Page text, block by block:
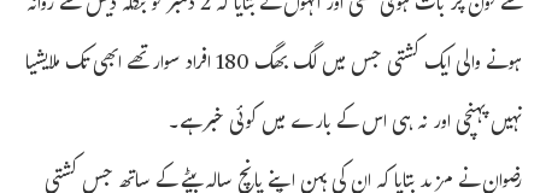
ہونے والی ایک کشتی جس میں لگ بھگ 180 افراد سوار تھے ابھی تک ملایشیا
نہیں پہنچی اور نہ ہی اس کے بارے میں کوئی خبر ہے۔